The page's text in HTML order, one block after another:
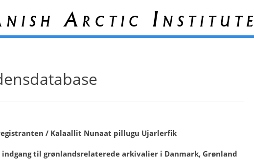
Arctic Institute
/ Kalaallit Nunaat pillugu Ujarlerfik
til grønlandsrelaterede arkivalier i Danmark, Grønland